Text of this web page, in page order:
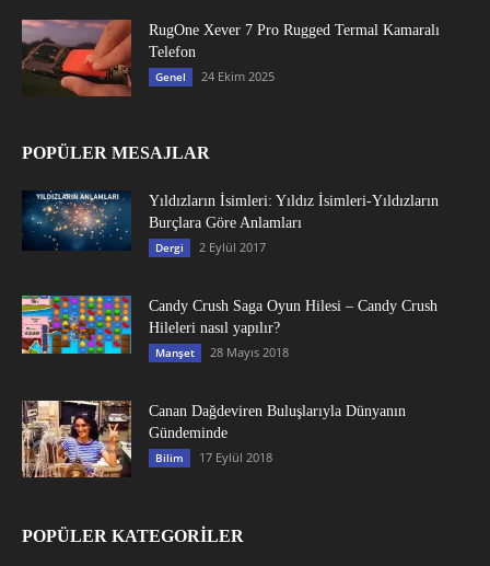
RugOne Xever 7 Pro Rugged Termal Kamaralı
Telefon
Genel 24 Ekim 2025
POPÜLER MESAJLAR
Yıldızların İsimleri: Yıldız İsimleri-Yıldızların
Burçlara Göre Anlamları
Dergi 2 Eylül 2017
Candy Crush Saga Oyun Hilesi – Candy Crush
Hileleri nasıl yapılır?
Manşet 28 Mayıs 2018
Canan Dağdeviren Buluşlarıyla Dünyanın
Gündeminde
Bilim 17 Eylül 2018
POPÜLER KATEGORİLER